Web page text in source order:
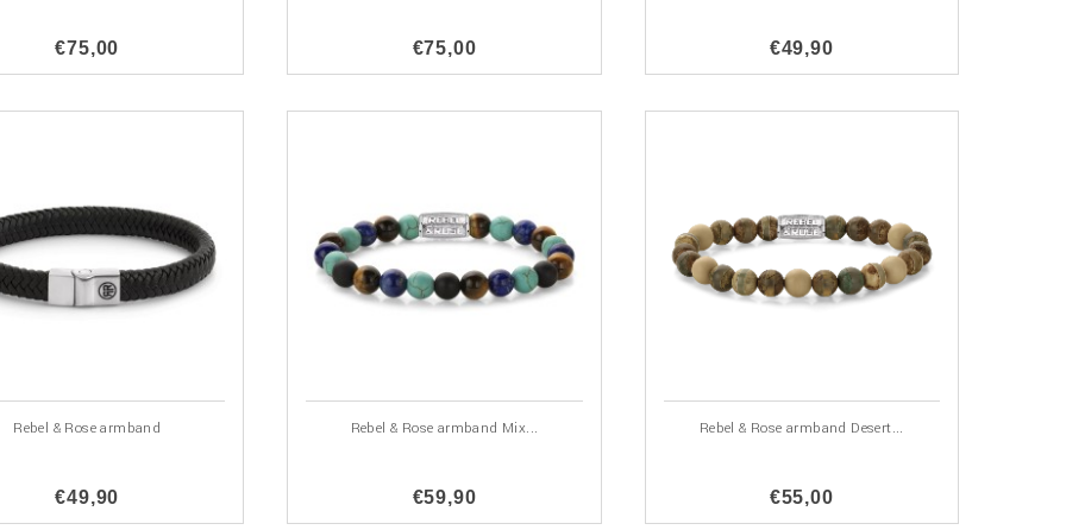
€75,00 €75,00 €49,90
Rebel & Rose armband
€49,90
Rebel & Rose armband Mix...
€59,90
Rebel & Rose armband Desert...
€55,00